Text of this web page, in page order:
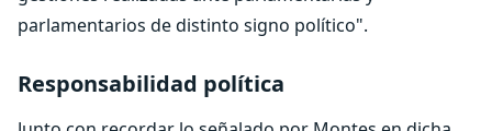
parlamentarios de distinto signo político".
Responsabilidad política